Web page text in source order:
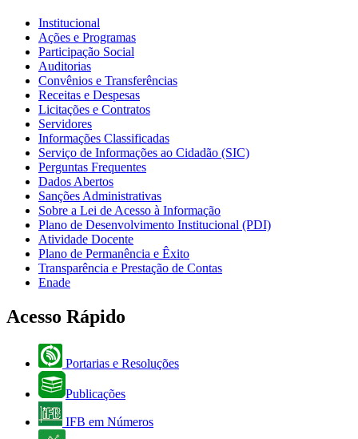
Institucional
Ações e Programas
Participação Social
Auditorias
Convênios e Transferências
Receitas e Despesas
Licitações e Contratos
Servidores
Informações Classificadas
Serviço de Informações ao Cidadão (SIC)
Perguntas Frequentes
Dados Abertos
Sanções Administrativas
Sobre a Lei de Acesso à Informação
Plano de Desenvolvimento Institucional (PDI)
Atividade Docente
Plano de Permanência e Êxito
Transparência e Prestação de Contas
Enade
Acesso Rápido
Portarias e Resoluções
Publicações
IFB em Números